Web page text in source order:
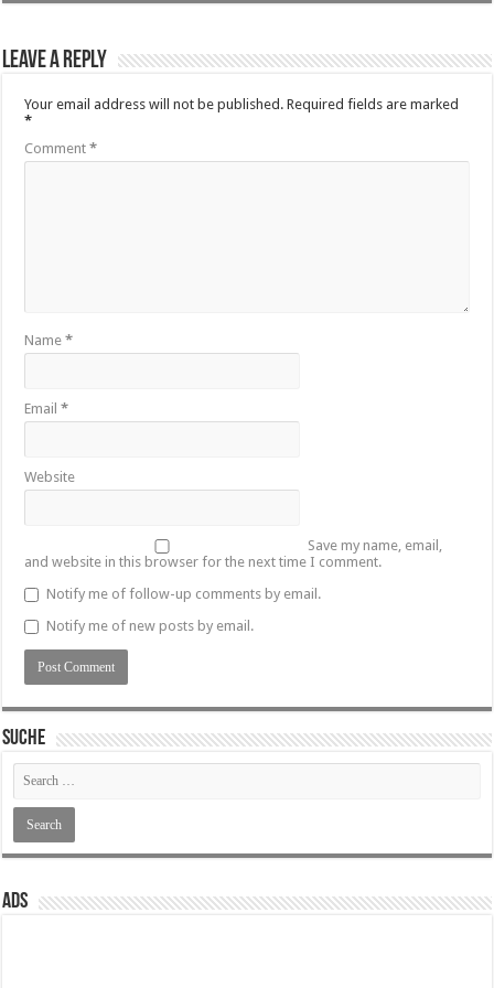
Leave a Reply
Your email address will not be published. Required fields are marked
*
Comment*
Name*
Email*
Website
Save my name, email,
and website in this browser for the next time I comment.
Notify me of follow-up comments by email.
Notify me of new posts by email.
SUCHE
ADS